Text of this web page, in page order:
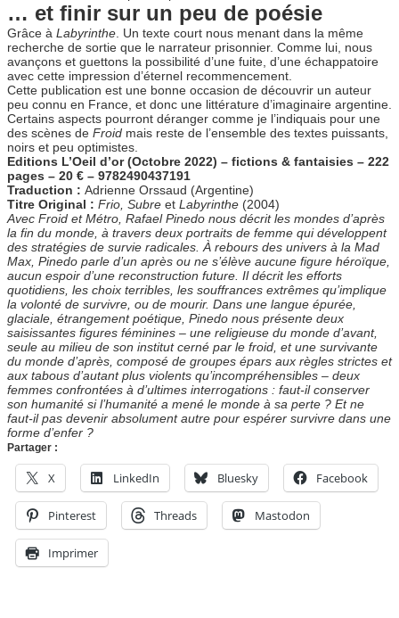
… et finir sur un peu de poésie
Grâce à Labyrinthe . Un texte court nous menant dans la même
recherche de sortie que le narrateur prisonnier. Comme lui, nous
avançons et guettons la possibilité d’une fuite, d’une échappatoire
avec cette impression d’éternel recommencement.
Cette publication est une bonne occasion de découvrir un auteur
peu connu en France, et donc une littérature d’imaginaire argentine.
Certains aspects pourront déranger comme je l’indiquais pour une
des scènes de Froid mais reste de l’ensemble des textes puissants,
noirs et peu optimistes.
Editions L’Oeil d’or (Octobre 2022) – fictions & fantaisies – 222
pages – 20 € – 9782490437191
Traduction : Adrienne Orssaud (Argentine)
Titre Original : Frio, Subre et Labyrinthe (2004)
Avec Froid et Métro, Rafael Pinedo nous décrit les mondes d’après
la fin du monde, à travers deux portraits de femme qui développent
des stratégies de survie radicales. À rebours des univers à la Mad
Max, Pinedo parle d’un après ou ne s’élève aucune figure héroïque,
aucun espoir d’une reconstruction future. Il décrit les efforts
quotidiens, les choix terribles, les souffrances extrêmes qu’implique
la volonté de survivre, ou de mourir. Dans une langue épurée,
glaciale, étrangement poétique, Pinedo nous présente deux
saisissantes figures féminines – une religieuse du monde d’avant,
seule au milieu de son institut cerné par le froid, et une survivante
du monde d’après, composé de groupes épars aux règles strictes et
aux tabous d’autant plus violents qu’incompréhensibles – deux
femmes confrontées à d’ultimes interrogations : faut-il conserver
son humanité si l’humanité a mené le monde à sa perte ? Et ne
faut-il pas devenir absolument autre pour espérer survivre dans une
forme d’enfer ?
Partager :
X LinkedIn Bluesky Facebook
Pinterest Threads Mastodon
Imprimer